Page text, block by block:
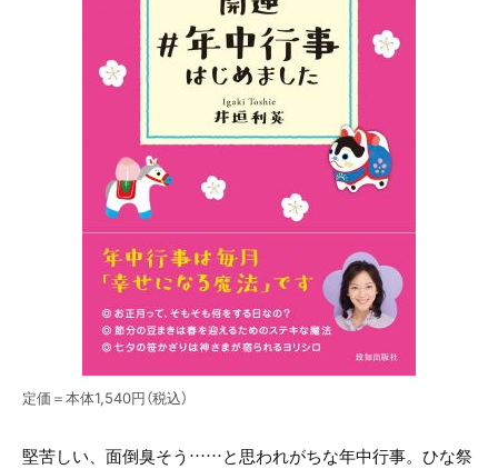
定価＝本体1,540円（税込）
堅苦しい、面倒臭そう……と思われがちな年中行事。 ひな祭